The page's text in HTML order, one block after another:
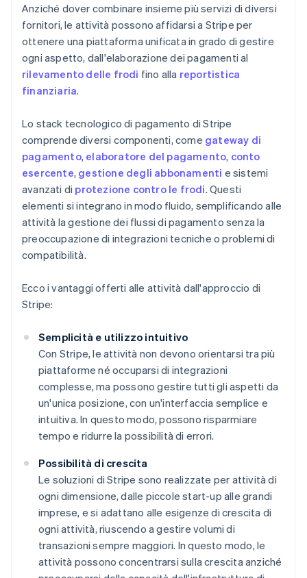
Anziché dover combinare insieme più servizi di diversi
fornitori, le attività possono affidarsi a Stripe per
ottenere una piattaforma unificata in grado di gestire
ogni aspetto, dall'elaborazione dei pagamenti al
rilevamento delle frodi fino alla reportistica
finanziaria.
Lo stack tecnologico di pagamento di Stripe
comprende diversi componenti, come gateway di
pagamento, elaboratore del pagamento, conto
esercente, gestione degli abbonamenti e sistemi
avanzati di protezione contro le frodi. Questi
elementi si integrano in modo fluido, semplificando alle
attività la gestione dei flussi di pagamento senza la
preoccupazione di integrazioni tecniche o problemi di
compatibilità.
Ecco i vantaggi offerti alle attività dall'approccio di
Stripe:
Semplicità e utilizzo intuitivo
Con Stripe, le attività non devono orientarsi tra più
piattaforme né occuparsi di integrazioni
complesse, ma possono gestire tutti gli aspetti da
un'unica posizione, con un'interfaccia semplice e
intuitiva. In questo modo, possono risparmiare
tempo e ridurre la possibilità di errori.
Possibilità di crescita
Le soluzioni di Stripe sono realizzate per attività di
ogni dimensione, dalle piccole start-up alle grandi
imprese, e si adattano alle esigenze di crescita di
ogni attività, riuscendo a gestire volumi di
transazioni sempre maggiori. In questo modo, le
attività possono concentrarsi sulla crescita anziché